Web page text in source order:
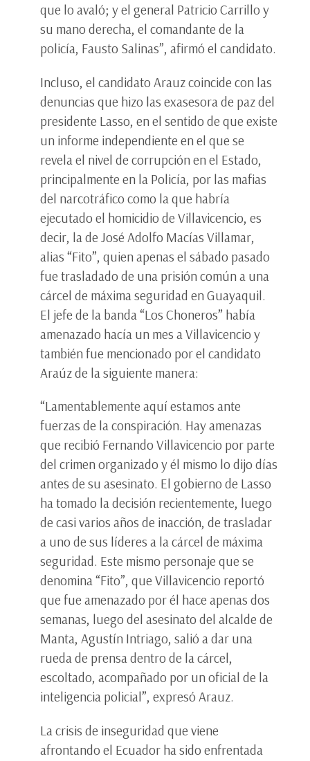
que lo avaló; y el general Patricio Carrillo y
su mano derecha, el comandante de la
policía, Fausto Salinas”, afirmó el candidato.
Incluso, el candidato Arauz coincide con las
denuncias que hizo las exasesora de paz del
presidente Lasso, en el sentido de que existe
un informe independiente en el que se
revela el nivel de corrupción en el Estado,
principalmente en la Policía, por las mafias
del narcotráfico como la que habría
ejecutado el homicidio de Villavicencio, es
decir, la de José Adolfo Macías Villamar,
alias “Fito”, quien apenas el sábado pasado
fue trasladado de una prisión común a una
cárcel de máxima seguridad en Guayaquil.
El jefe de la banda “Los Choneros” había
amenazado hacía un mes a Villavicencio y
también fue mencionado por el candidato
Araúz de la siguiente manera:
“Lamentablemente aquí­ estamos ante
fuerzas de la conspiración. Hay amenazas
que recibió Fernando Villavicencio por parte
del crimen organizado y él mismo lo dijo dí­as
antes de su asesinato. El gobierno de Lasso
ha tomado la decisión recientemente, luego
de casi varios años de inacción, de trasladar
a uno de sus líderes a la cárcel de máxima
seguridad. Este mismo personaje que se
denomina “Fito”, que Villavicencio reportó
que fue amenazado por él hace apenas dos
semanas, luego del asesinato del alcalde de
Manta, Agustí­n Intriago, salió a dar una
rueda de prensa dentro de la cárcel,
escoltado, acompañado por un oficial de la
inteligencia policial”, expresó Arauz.
La crisis de inseguridad que viene
afrontando el Ecuador ha sido enfrentada